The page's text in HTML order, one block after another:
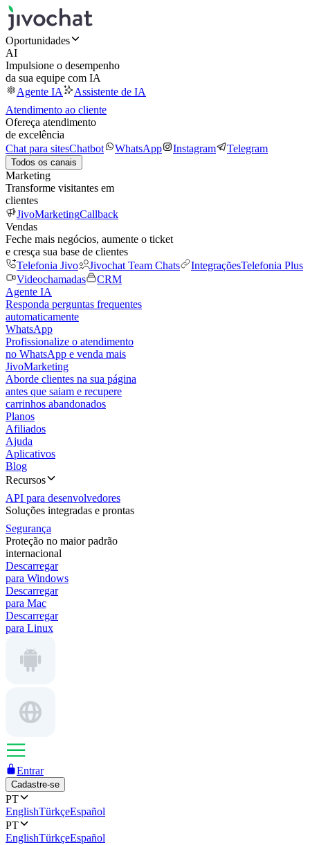
Oportunidades
AI
Impulsione o desempenho
da sua equipe com IA
Agente IA
Assistente de IA
Atendimento ao cliente
Ofereça atendimento
de excelência
Chat para sitesChatbot WhatsApp Instagram Telegram
Todos os canais
Marketing
Transforme visitantes em
clientes
JivoMarketingCallback
Vendas
Feche mais negócios, aumente o ticket
e cresça sua base de clientes
Telefonia Jivo
Jivochat Team Chats IntegraçõesTelefonia Plus
Videochamadas
CRM
Agente IA
Responda perguntas frequentes
automaticamente
WhatsApp
Profissionalize o atendimento
no WhatsApp e venda mais
JivoMarketing
Aborde clientes na sua página
antes que saiam e recupere
carrinhos abandonados
Planos
Afiliados
Ajuda
Aplicativos
Blog
Recursos
API para desenvolvedores
Soluções integradas e prontas
Segurança
Proteção no maior padrão
internacional
Descarregar
para Windows
Descarregar
para Mac
Descarregar
para Linux
Entrar
Cadastre-se
PT
EnglishTürkçeEspañol
PT
EnglishTürkçeEspañol